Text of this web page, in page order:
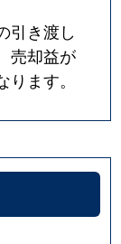
引き渡し
売却益が
ます。